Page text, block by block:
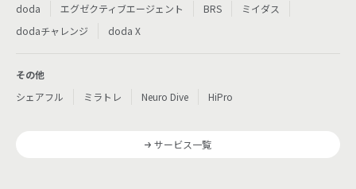
doda
エグゼクティブエージェント BRS
ミイダス
dodaチャレンジ
doda X
その他
シェアフル
ミラトレ Neuro Dive HiPro
サービス一覧